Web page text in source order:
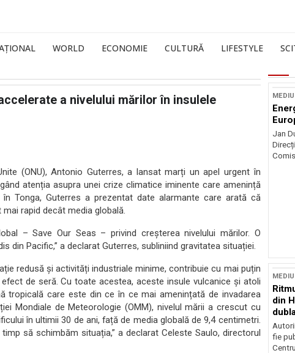
WORLD ECONOMIE CULTURĂ LIFESTYLE
a nivelului mărilor în insulele
(ONU), Antonio Guterres, a lansat marți un apel urgent în
atenția asupra unei crize climatice iminente care amenință
Tonga, Guterres a prezentat date alarmante care arată că
rapid decât media globală.
– Save Our Seas – privind creșterea nivelului mărilor. O
din Pacific,” a declarat Guterres, subliniind gravitatea situației.
redusă și activități industriale minime, contribuie cu mai puțin
de seră. Cu toate acestea, aceste insule vulcanice și atoli
tropicală care este din ce în ce mai amenințată de invadarea
Mondiale de Meteorologie (OMM), nivelul mării a crescut cu
în ultimii 30 de ani, față de media globală de 9,4 centimetri.
să schimbăm situația,” a declarat Celeste Saulo, directorul
MEDIU
Jan
MEDIU
din
fie